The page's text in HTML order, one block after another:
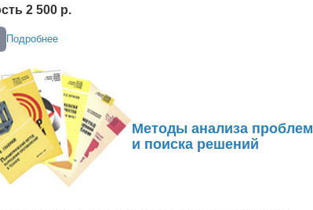
2 500 р.
Подробнее
Методы анализа проблем
и поиска решений